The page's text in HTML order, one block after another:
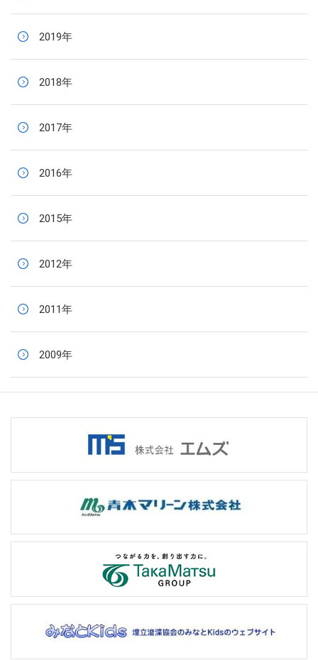
2019年
2018年
2017年
2016年
2015年
2012年
2011年
2009年